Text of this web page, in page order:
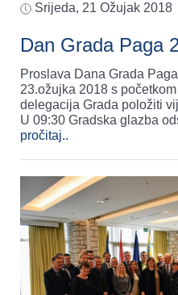
Srijeda, 21 Ožujak 2018
Dan Grada Paga
Proslava Dana Grada
23.ožujka 2018 s
delegacija Grada položiti
U 09:30 Gradska glazba
pročitaj..